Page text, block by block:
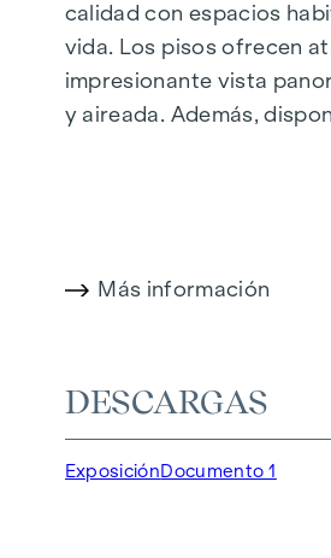
calidad con espacios
vida. Los pisos ofrecen
impresionante vista
y aireada. Además,
DESTACADOS
Superficie habitable de
Pisos de 1 a 4
Grandes alturas
Más información
DESCARGAS
ExposiciónDocumento 1